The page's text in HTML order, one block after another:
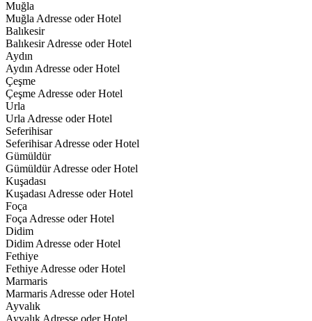
Muğla
Muğla Adresse oder Hotel
Balıkesir
Balıkesir Adresse oder Hotel
Aydın
Aydın Adresse oder Hotel
Çeşme
Çeşme Adresse oder Hotel
Urla
Urla Adresse oder Hotel
Seferihisar
Seferihisar Adresse oder Hotel
Gümüldür
Gümüldür Adresse oder Hotel
Kuşadası
Kuşadası Adresse oder Hotel
Foça
Foça Adresse oder Hotel
Didim
Didim Adresse oder Hotel
Fethiye
Fethiye Adresse oder Hotel
Marmaris
Marmaris Adresse oder Hotel
Ayvalık
Ayvalık Adresse oder Hotel